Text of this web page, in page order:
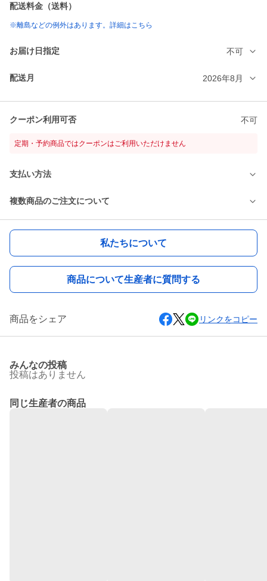
配送料金（送料）
※離島などの例外はあります。詳細はこちら
お届け日指定 不可
配送月 2026年8月
クーポン利用可否 不可
定期・予約商品ではクーポンはご利用いただけません
支払い方法
複数商品のご注文について
私たちについて
商品について生産者に質問する
商品をシェア リンクをコピー
みんなの投稿
投稿はありません
同じ生産者の商品